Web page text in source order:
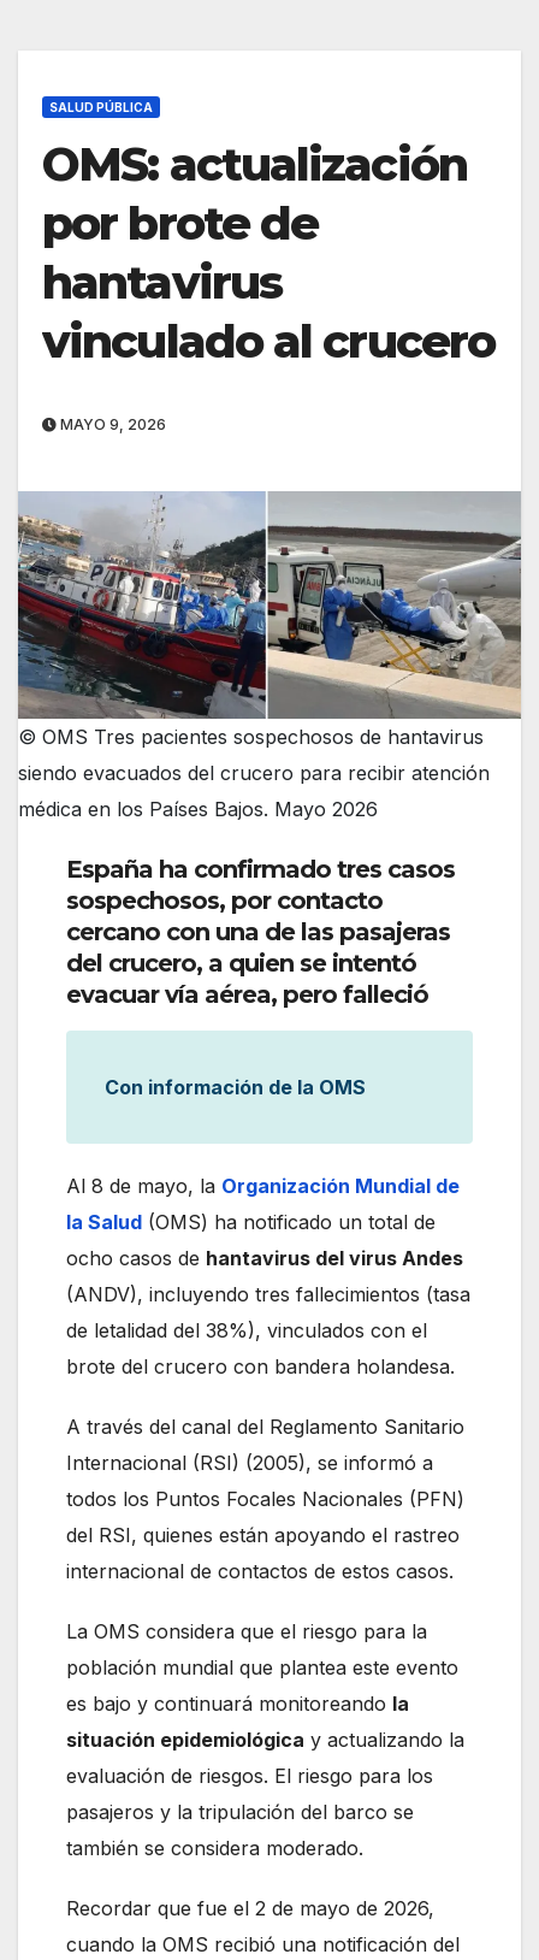
SALUD PÚBLICA
OMS: actualización
por brote de
hantavirus
vinculado al crucero
MAYO 9, 2026
© OMS Tres pacientes sospechosos de hantavirus
siendo evacuados del crucero para recibir atención
médica en los Países Bajos. Mayo 2026
España ha confirmado tres casos
sospechosos, por contacto
cercano con una de las pasajeras
del crucero, a quien se intentó
evacuar vía aérea, pero falleció
Con información de la OMS
Al 8 de mayo, la Organización Mundial de
la Salud (OMS) ha notificado un total de
ocho casos de hantavirus del virus Andes
(ANDV), incluyendo tres fallecimientos (tasa
de letalidad del 38%), vinculados con el
brote del crucero con bandera holandesa.
A través del canal del Reglamento Sanitario
Internacional (RSI) (2005), se informó a
todos los Puntos Focales Nacionales (PFN)
del RSI, quienes están apoyando el rastreo
internacional de contactos de estos casos.
La OMS considera que el riesgo para la
población mundial que plantea este evento
es bajo y continuará monitoreando la
situación epidemiológica y actualizando la
evaluación de riesgos. El riesgo para los
pasajeros y la tripulación del barco se
también se considera moderado.
Recordar que fue el 2 de mayo de 2026,
cuando la OMS recibió una notificación del